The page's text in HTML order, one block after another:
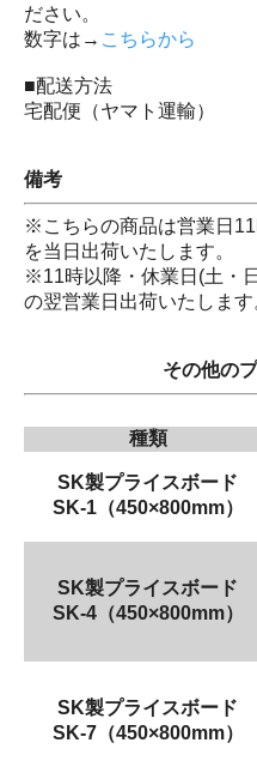
ださい。
数字は→ こちらから
■配送方法
宅配便（ヤマト運輸）
備考
※こちらの商品は営業日
を当日出荷いたします。
※11時以降・休業日(土・
の翌営業日出荷いたします
その他の
種類
SK製プライスボード
SK-1（450×800mm）
SK製プライスボード
SK-4（450×800mm）
SK製プライスボード
SK-7（450×800mm）